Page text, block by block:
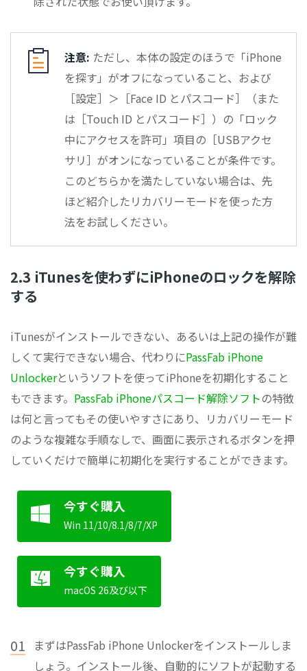
注意: ただし、本体の設定のほうで「iPhone
を探す」がオフになっていること、および
［設定］＞［Face ID とパスコード］（また
は［Touch ID とパスコード］）の「ロック
中にアクセスを許可」項目の［USBアクセ
サリ］がオンになっていることが条件です。
このどちらかを満たしていない場合は、先
ほど紹介したリカバリーモードを使った方
法をお試しください。
2.3 iTunesを使わずにiPhoneのロックを解除
する
iTunesがインストールできない、あるいは上記の操作が難
しくて実行できない場合、代わりにPassFab iPhone
Unlockerというソフトを使ってiPhoneを初期化すること
もできます。 PassFab iPhoneパスコード解除ソフトの特徴
は何と言ってもその使いやすさにあり、リカバリーモード
のような複雑な手順なしで、画面に表示されるボタンを押
していくだけで簡単に初期化を実行することができます。
今すぐ購入
Win 11/10/8.1/8/7/XP
今すぐ購入
macOS 26及び以下
01
まずはPassFab iPhone Unlockerをインストールしま
しょう。インストール後、自動的にソフトが起動する